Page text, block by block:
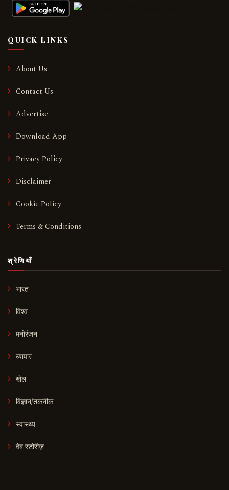
QUICK LINKS
About Us
Contact Us
Advertise
Download App
Privacy Policy
Disclaimer
Cookie Policy
Terms & Conditions
श्रेणियाँ
भारत
विश्व
मनोरंजन
व्यापार
खेल
विज्ञान/तकनीक
स्वास्थ्य
वेब स्टोरीज़